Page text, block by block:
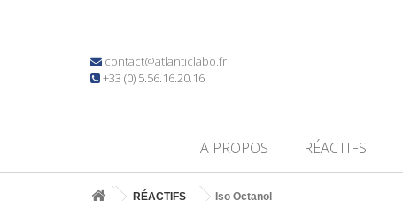
contact@atlanticlabo.fr
+33 (0) 5.56.16.20.16
A PROPOS RÉACTIFS
RÉACTIFS Iso Octanol